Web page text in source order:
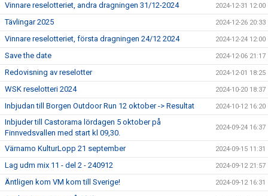
Vinnare reselotteriet, andra dragningen 31/12-2024 2024-12-31 12:00
Tävlingar 2025 2024-12-26 20:33
Vinnare reselotteriet, första dragningen 24/12 2024 2024-12-24 12:00
Save the date 2024-12-06 21:17
Redovisning av reselotter 2024-12-01 18:25
WSK reselotteri 2024 2024-10-20 18:37
Inbjudan till Borgen Outdoor Run 12 oktober -> Resultat 2024-10-12 16:20
Inbjuder till Castorama lördagen 5 oktober på
Finnvedsvallen med start kl 09,30.
2024-09-24 16:37
Värnamo KulturLopp 21 september 2024-09-15 11:31
Lag udm mix 11 - del 2 - 240912 2024-09-12 21:57
Äntligen kom VM kom till Sverige! 2024-09-12 16:31